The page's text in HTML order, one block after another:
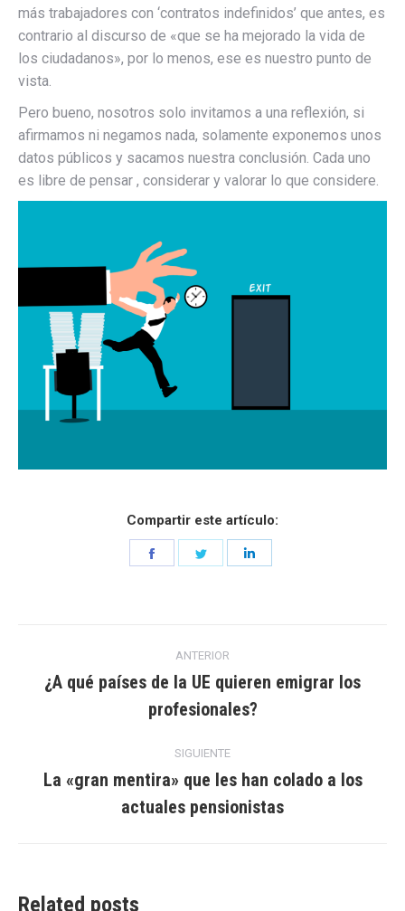
más trabajadores con ‘contratos indefinidos’ que antes, es
contrario al discurso de «que se ha mejorado la vida de
los ciudadanos», por lo menos, ese es nuestro punto de
vista.
Pero bueno, nosotros solo invitamos a una reflexión, si
afirmamos ni negamos nada, solamente exponemos unos
datos públicos y sacamos nuestra conclusión. Cada uno
es libre de pensar , considerar y valorar lo que considere.
Compartir este artículo:
Share
entre
ANTERIOR
Entrada
anterior:
¿A qué países de la UE quieren emigrar los
profesionales?
SIGUIENTE
siguiente:
La «gran mentira» que les han colado a los
actuales pensionistas
Related posts